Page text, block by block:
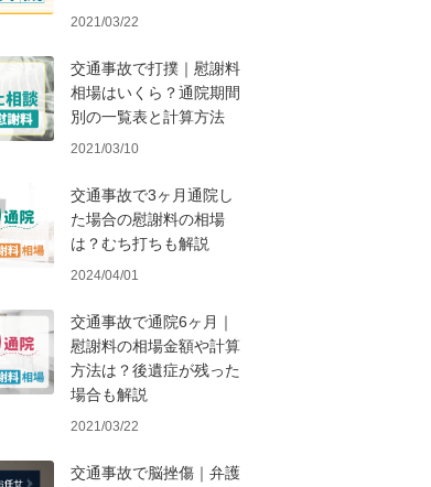
2021/03/22
交通事故で打撲｜慰謝料
相場はいくら？通院期間
別の一覧表と計算方法
2021/03/10
交通事故で3ヶ月通院し
た場合の慰謝料の相場
は？むち打ちも解説
2024/04/01
交通事故で通院6ヶ月｜
慰謝料の相場金額や計算
方法は？後遺症が残った
場合も解説
2021/03/22
交通事故で脳挫傷｜弁護